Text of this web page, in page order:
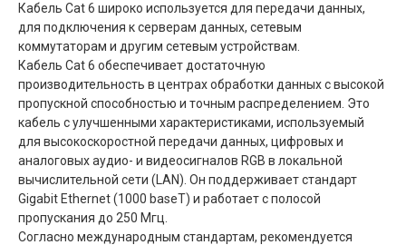
Кабель Cat 6 широко используется для передачи данных,
для подключения к серверам данных, сетевым
коммутаторам и другим сетевым устройствам.
Кабель Cat 6 обеспечивает достаточную
производительность в центрах обработки данных с высокой
пропускной способностью и точным распределением. Это
кабель с улучшенными характеристиками, используемый
для высокоскоростной передачи данных, цифровых и
аналоговых аудио- и видеосигналов RGB в локальной
вычислительной сети (LAN). Он поддерживает стандарт
Gigabit Ethernet (1000 baseT) и работает с полосой
пропускания до 250 Мгц.
Согласно международным стандартам, рекомендуется